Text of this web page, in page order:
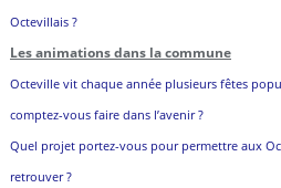
Octevillais ?
Les animations dans la commune
Octeville vit chaque année plusieurs fêtes
comptez-vous faire dans l’avenir ?
Quel projet portez-vous pour permettre aux
retrouver ?